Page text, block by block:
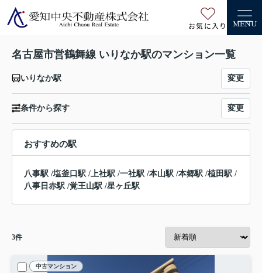
お気に入り MENU
名古屋市営鶴舞線 いりなか駅のマンション一覧
いりなか駅 変更
条件から探す 変更
おすすめの駅
八事駅 /塩釜口駅 / 上社駅 /一社駅 /本山駅 /本郷駅 /植田駅 /
八事日赤駅 /覚王山駅 /星ヶ丘駅
3件
中古マンション